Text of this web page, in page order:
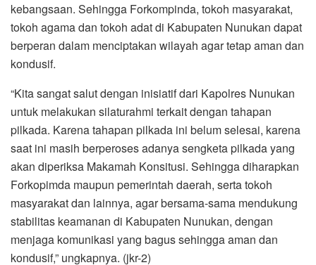
kebangsaan. Sehingga Forkompinda, tokoh masyarakat,
tokoh agama dan tokoh adat di Kabupaten Nunukan dapat
berperan dalam menciptakan wilayah agar tetap aman dan
kondusif.
“Kita sangat salut dengan inisiatif dari Kapolres Nunukan
untuk melakukan silaturahmi terkait dengan tahapan
pilkada. Karena tahapan pilkada ini belum selesai, karena
saat ini masih berperoses adanya sengketa pilkada yang
akan diperiksa Makamah Konsitusi. Sehingga diharapkan
Forkopimda maupun pemerintah daerah, serta tokoh
masyarakat dan lainnya, agar bersama-sama mendukung
stabilitas keamanan di Kabupaten Nunukan, dengan
menjaga komunikasi yang bagus sehingga aman dan
kondusif,” ungkapnya. (jkr-2)